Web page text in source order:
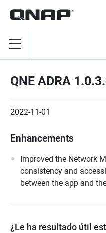
QNE ADRA
2022-11-01
Enhancements
Improved the Network
consistency and
between the app and
¿Le ha resultado útil